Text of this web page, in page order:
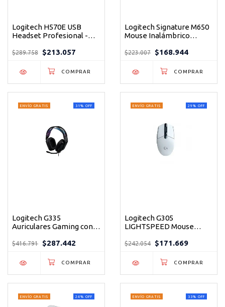
Logitech H570E USB
Headset Profesional -
Micrófono para Llamadas
$289.758 $213.057
Logitech Signature M650
Mouse Inalámbrico
SmartWheel para Mayor
$223.007 $168.944
31 % OFF
ENVÍO GRATIS
Logitech G335
Auriculares Gaming con
Ajustables con Micrófono
$416.791 $287.442
29 % OFF
ENVÍO GRATIS
Logitech G305
LIGHTSPEED Mouse
12000 DPI Blanco
$242.054 $171.669
24% OFF
ENVÍO GRATIS 33% OFF
ENVÍO GRATIS